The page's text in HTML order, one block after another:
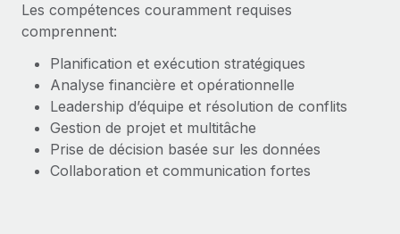
Les compétences couramment requises
comprennent:
Planification et exécution stratégiques
Analyse financière et opérationnelle
Leadership d’équipe et résolution de conflits
Gestion de projet et multitâche
Prise de décision basée sur les données
Collaboration et communication fortes